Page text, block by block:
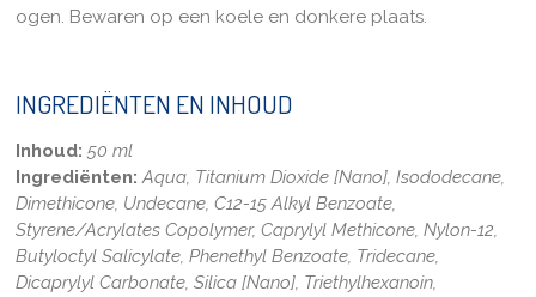
ogen. Bewaren op een koele en donkere plaats.
INGREDIËNTEN EN INHOUD
Inhoud: 50 ml
Ingrediënten: Aqua, Titanium Dioxide [Nano], Isododecane,
Dimethicone, Undecane, C12-15 Alkyl Benzoate,
Styrene/Acrylates Copolymer, Caprylyl Methicone, Nylon-12,
Butyloctyl Salicylate, Phenethyl Benzoate, Tridecane,
Dicaprylyl Carbonate, Silica [Nano], Triethylhexanoin,